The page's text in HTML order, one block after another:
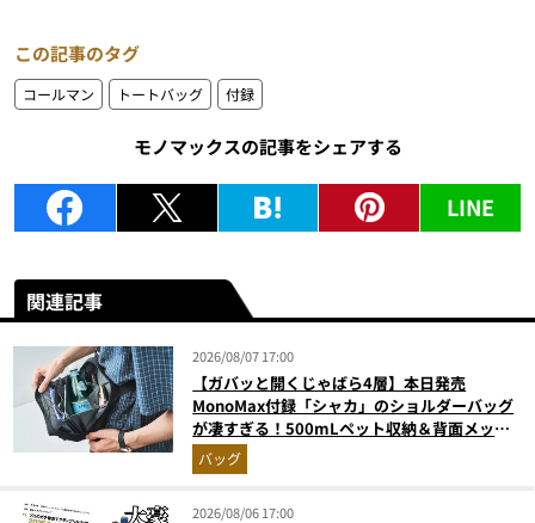
この記事のタグ
コールマン トートバッグ 付録
モノマックスの記事をシェアする
LINE
関連記事
2026/08/07 17:00
【ガバッと開くじゃばら4層】本日発売
MonoMax付録「シャカ」のショルダーバッグ
が凄すぎる！500mLペット収納＆背面メッシ
ュでベタつかない
バッグ
2026/08/06 17:00